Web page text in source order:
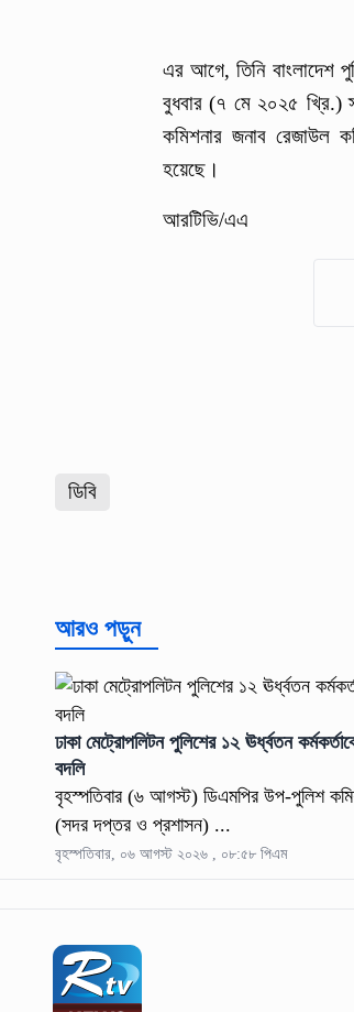
এর আগে, তিনি বাংলাদেশ
বুধবার (৭ মে ২০২৫ খ্রি.)
কমিশনার জনাব রেজাউল
হয়েছে।
আরটিভি/এএ
ডিবি
আরও পড়ুন
ঢাকা মেট্রোপলিটন পুলিশের ১২ ঊর্ধ্বতন
বদলি
বৃহস্পতিবার (৬ আগস্ট) ডিএমপির উপ-পুলিশ
(সদর দপ্তর ও প্রশাসন) ...
বৃহস্পতিবার, ০৬ আগস্ট ২০২৬ , ০৮:৫৮ পিএম